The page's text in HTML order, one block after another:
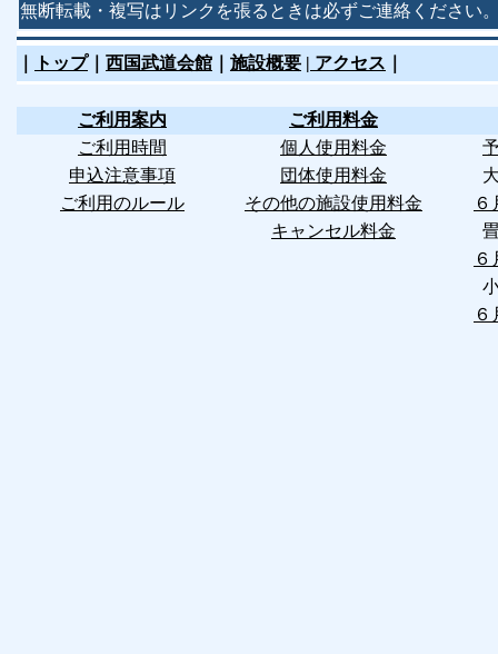
無断転載・複写はリンクを張るときは必ずご連絡ください
トップ｜ 西国武道会館 施設概要 | アクセス
ご利用案内
ご利用料金
ご利用時間
個人使用料金
申込注意事項
団体使用料金
ご利用のルール
その他の施設使用料金
６
キャンセル料金
６
６